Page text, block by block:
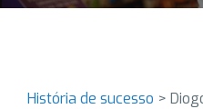
História de sucesso >